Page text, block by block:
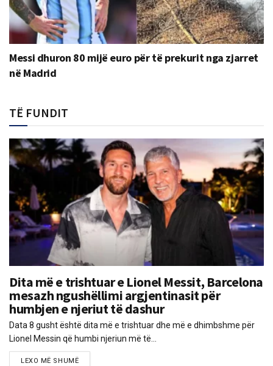
Messi dhuron 80 mijë euro për të prekurit nga zjarret
në Madrid
TË FUNDIT
Dita më e trishtuar e Lionel Messit, Barcelona
mesazh ngushëllimi argjentinasit për
humbjen e njeriut të dashur
Data 8 gusht është dita më e trishtuar dhe më e dhimbshme për
Lionel Messin që humbi njeriun më të...
LEXO MË SHUMË